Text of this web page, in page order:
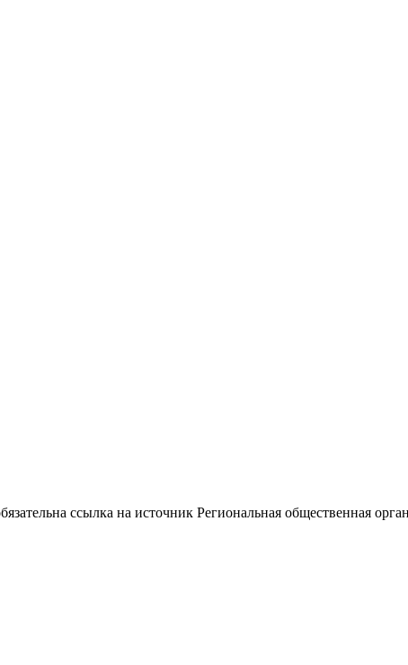
ссылка на источник Региональная общественная